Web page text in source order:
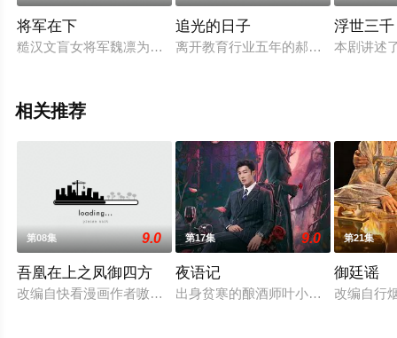
将军在下
糙汉文盲女将军魏凛为了给先太子沉冤昭雪，以伤敌一千自损
追光的日子
离开教育行业五年的郝楠，在经营店
浮世三千
本剧讲述
相关推荐
第08集 9.0
吾凰在上之凤御四方
改编自快看漫画作者嗷小泽的独家连载漫画《吾凰在上》。现
第17集 9.0
夜语记
出身贫寒的酿酒师叶小唯遭遇爱人程
第21集
御廷谣
改编自行